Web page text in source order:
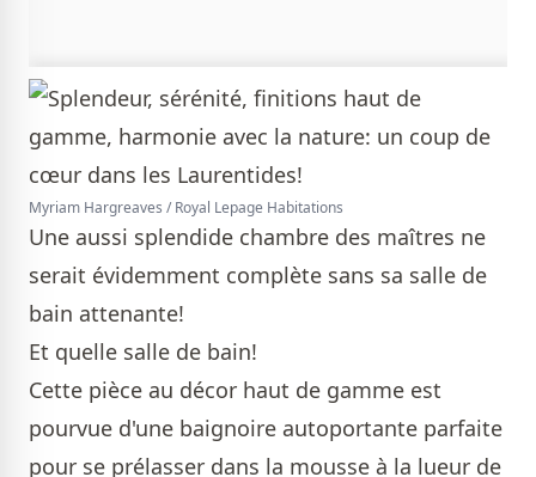
Myriam Hargreaves / Royal Lepage Habitations
Une aussi splendide chambre des maîtres ne
serait évidemment complète sans sa salle de
bain attenante!
Et quelle salle de bain!
Cette pièce au décor haut de gamme est
pourvue d'une baignoire autoportante parfaite
pour se prélasser dans la mousse à la lueur de